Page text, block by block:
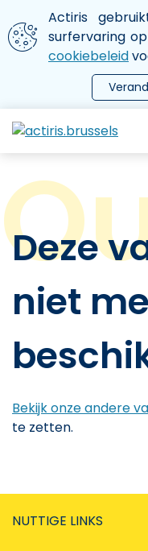
Aller au contenu
We gebruiken
Actiris
surfervaring
cookiebeleid
le menu
Deze
niet
Bekijk onze andere
te zetten.
NUTTIGE LINKS